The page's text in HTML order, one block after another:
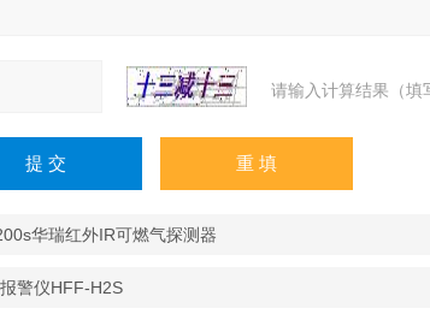
请输入计算结果（填
华瑞红外IR可燃气探测器
警仪HFF-H2S